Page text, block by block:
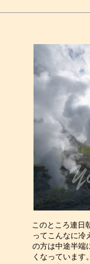
このところ連日
ってこんなに冷
の方は中途半端
くなっています